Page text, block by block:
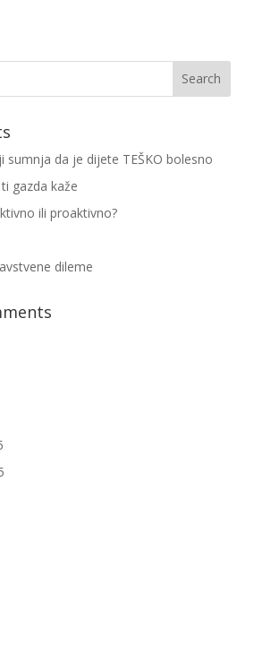
sumnja da je dijete TEŠKO bolesno
gazda kaže
ili proaktivno?
dileme